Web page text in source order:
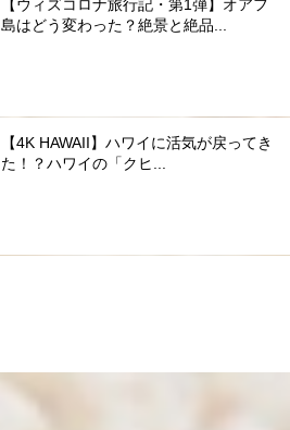
【ウィズコロナ旅行記・第1弾】オアフ
島はどう変わった？絶景と絶品...
【4K HAWAII】ハワイに活気が戻ってき
た！？ハワイの「クヒ...